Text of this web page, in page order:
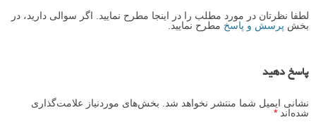
لطفا نظرتان در مورد مطلب را در اینجا مطرح نمایید. اگر سوالی دارید، در
بخش پرسش و پاسخ مطرح نمایید.
پاسخ دهید
نشانی ایمیل شما منتشر نخواهد شد. بخش‌های موردنیاز علامت‌گذاری
شده‌اند *